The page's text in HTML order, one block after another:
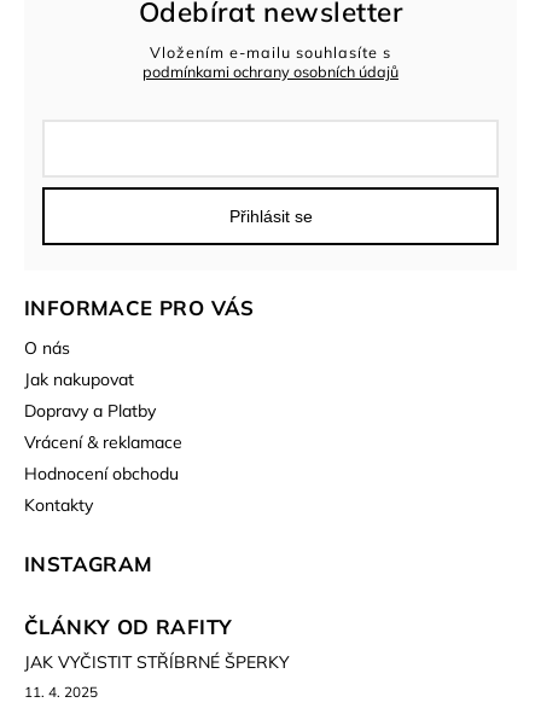
INFORMACE PRO VÁS
O nás
Jak nakupovat
Dopravy a Platby
Vrácení & reklamace
Hodnocení obchodu
Kontakty
Odebírat newsletter
Vložením e-mailu souhlasíte s
podmínkami ochrany osobních údajů
Přihlásit se
INSTAGRAM
ČLÁNKY OD RAFITY
JAK VYČISTIT STŘÍBRNÉ ŠPERKY
11. 4. 2025